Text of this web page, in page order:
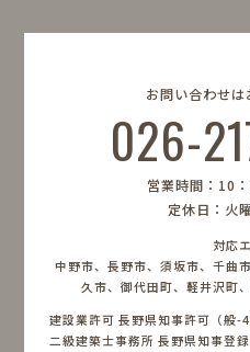
お問い合わせ
026-
営業時間：10
定休日：火
対応
中野市、長野市、須坂市、千曲
久市、御代田町、軽井沢町
建設業許可 長野県知事許可（般-
二級建築士事務所 長野県知事登